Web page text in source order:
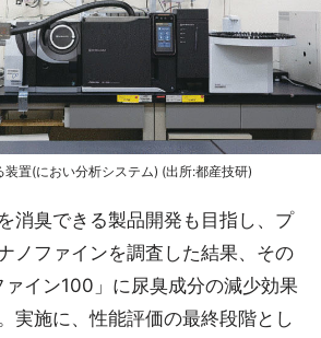
置(におい分析システム) (出所:都産技研)
消臭できる製品開発も目指し、プ
ノファインを調査した結果、その
ァイン100」に尿臭成分の減少効果
実施に、性能評価の最終段階とし